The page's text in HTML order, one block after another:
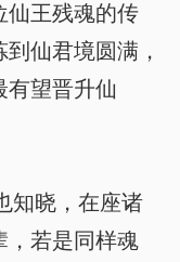
仙王残魂的传
仙君境圆满，
有望晋升仙
知晓，在座诸
，若是同样魂